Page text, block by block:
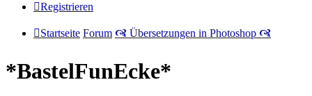
Registrieren
Startseite Forum 🙧 Übersetzungen in Photoshop 🙧
*BastelFunEcke*